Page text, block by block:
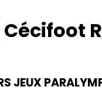
JEUX